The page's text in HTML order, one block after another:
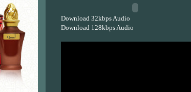
Download 32kbps Audio
Download 128kbps Audio